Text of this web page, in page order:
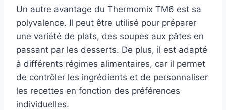
Un autre avantage du Thermomix TM6 est sa
polyvalence. Il peut être utilisé pour préparer
une variété de plats, des soupes aux pâtes en
passant par les desserts. De plus, il est adapté
à différents régimes alimentaires, car il permet
de contrôler les ingrédients et de personnaliser
les recettes en fonction des préférences
individuelles.